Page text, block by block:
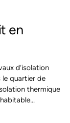
en
d’isolation
le quartier de
thermique